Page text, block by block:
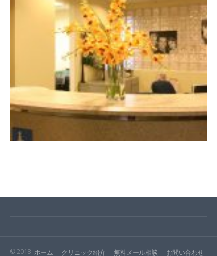
ホーム クリニック紹介 無料メール相談 お問い合わせ
© 2018